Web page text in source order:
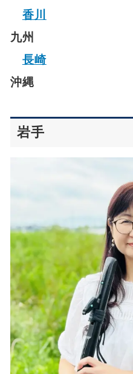
香川
九州
長崎
沖縄
岩手